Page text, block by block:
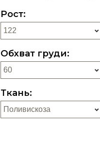
Рост:
Обхват груди:
Ткань: